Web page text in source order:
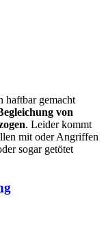
haftbar gemacht
von
. Leider kommt
mit oder Angriffen
sogar getötet